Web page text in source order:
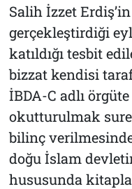
Salih İzzet
gerçekleştirdiği
katıldığı tesbit
bizzat kendisi
İBDA-C adlı
okutturulmak
bilinç
doğu İslam
hususunda